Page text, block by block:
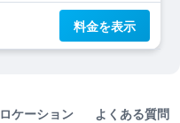
料金を表示
ロケーション よくある質問